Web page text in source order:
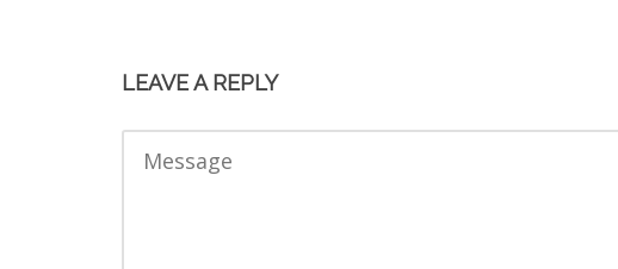
LEAVE A REPLY